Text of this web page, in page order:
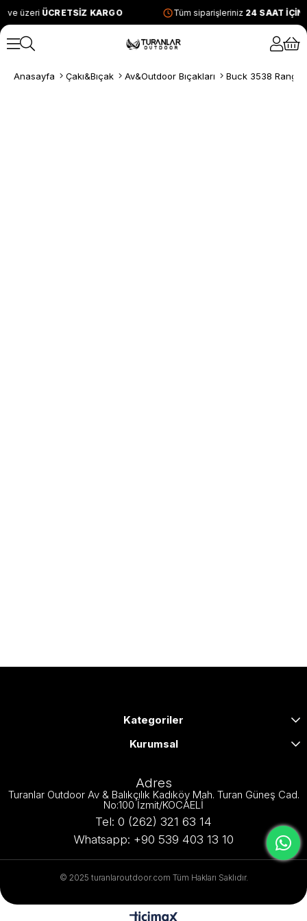
ve üzeri ÜCRETSİZ KARGO Tüm siparişleriniz 24 SAAT
Anasayfa Çakı&Bıçak Av&Outdoor Bıçakları Buck 3538 Ranger
Kategoriler
Kurumsal
Adres
Turanlar Outdoor Av & Balıkçılık Kadıköy Mah. Turan Güneş Cad.
No:100 İzmit/KOCAELİ
Tel: 0 (262) 321 63 14
Whatsapp: +90 539 403 13 10
© 2025 turanlaroutdoor.com Tüm Hakları Saklıdır.